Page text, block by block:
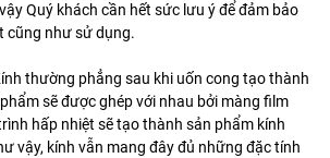
Quý khách cần hết sức lưu ý để đảm bảo
cũng như sử dụng.
thường phẳng sau khi uốn cong tạo thành
sẽ được ghép với nhau bởi màng film
hấp nhiệt sẽ tạo thành sản phẩm kính
vậy, kính vẫn mang đây đủ những đặc tính